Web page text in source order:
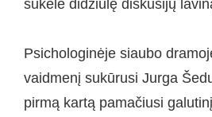
sukėlė didžiulę diskusijų
Psichologinėje siaubo
vaidmenį sukūrusi Jurga
pirmą kartą pamačiusi